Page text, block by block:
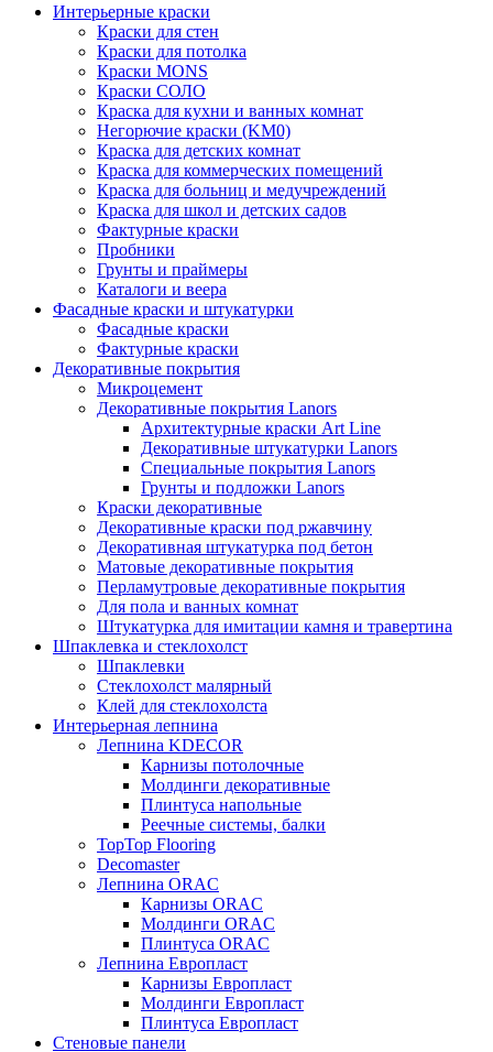
Интерьерные краски
Краски для стен
Краски для потолка
Краски MONS
Краски СОЛО
Краска для кухни и ванных комнат
Негорючие краски (KM0)
Краска для детских комнат
Краска для коммерческих помещений
Краска для больниц и медучреждений
Краска для школ и детских садов
Фактурные краски
Пробники
Грунты и праймеры
Каталоги и веера
Фасадные краски и штукатурки
Фасадные краски
Фактурные краски
Декоративные покрытия
Микроцемент
Декоративные покрытия Lanors
Архитектурные краски Art Line
Декоративные штукатурки Lanors
Специальные покрытия Lanors
Грунты и подложки Lanors
Краски декоративные
Декоративные краски под ржавчину
Декоративная штукатурка под бетон
Матовые декоративные покрытия
Перламутровые декоративные покрытия
Для пола и ванных комнат
Штукатурка для имитации камня и травертина
Шпаклевка и стеклохолст
Шпаклевки
Стеклохолст малярный
Клей для стеклохолста
Интерьерная лепнина
Лепнина KDECOR
Карнизы потолочные
Молдинги декоративные
Плинтуса напольные
Реечные системы, балки
TopTop Flooring
Decomaster
Лепнина ORAC
Карнизы ORAC
Молдинги ORAC
Плинтуса ORAC
Лепнина Европласт
Карнизы Европласт
Молдинги Европласт
Плинтуса Европласт
Стеновые панели